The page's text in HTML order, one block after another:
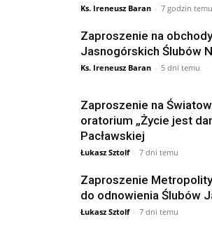
Ks. Ireneusz Baran - 7 godzin temu
Zaproszenie na
Jasnogórskich Ślubów
Ks. Ireneusz Baran - 5 dni temu
Zaproszenie na
oratorium „Życie jest
Pacławskiej
Łukasz Sztolf - 7 dni temu
Zaproszenie
do odnowienia Ślubów
Łukasz Sztolf - 7 dni temu